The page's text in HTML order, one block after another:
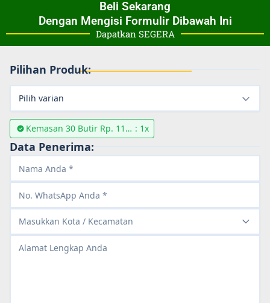
Beli Sekarang
Dengan Mengisi Formulir Dibawah Ini
Dapatkan SEGERA
Pilihan Produk:
Pilih varian
Kemasan 30 Butir Rp. 113.
000
: 1x
Data Penerima:
Masukkan Kota / Kecamatan